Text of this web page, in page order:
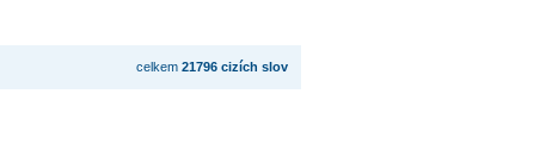
celkem 21796 cizích slov